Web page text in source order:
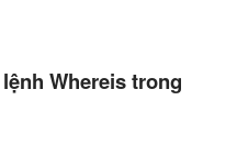
Whereis trong